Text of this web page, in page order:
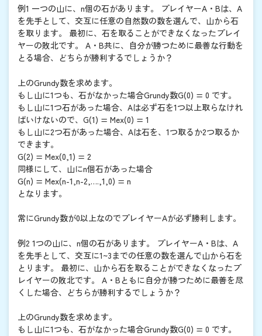
例1 一つの山に、n個の石があります。 プレイヤーA・Bは、A
を先手として、交互に任意の自然数の数を選んで、山から石
を取ります。 最初に、石を取ることができなくなったプレイ
ヤーの敗北です。 A・B共に、自分が勝つために最善な行動を
とる場合、どちらが勝利するでしょうか？
上のGrundy数を求めます。
もし山に1つも、石がなかった場合Grundy数G(0) = 0 です。
もし山に1つ石があった場合、Aは必ず石を1つ以上取らなけれ
ばいけないので、G(1) = Mex(0) = 1
もし山に2つ石があった場合、Aは石を、1つ取るか2つ取るか
できます。
G(2) = Mex(0,1) = 2
同様にして、山にn個石があった場合
G(n) = Mex(n-1,n-2,….,1,0) = n
となります。
常にGrundy数が0以上なのでプレイヤーAが必ず勝利します。
例2 1つの山に、n個の石があります。 プレイヤーA・Bは、A
を先手として、交互に1~3までの任意の数を選んで山から石を
とります。 最初に、山から石を取ることができなくなったプ
レイヤーの敗北です。 A・Bともに自分が勝つために最善を尽
くした場合、どちらが勝利するでしょうか？
上のGrundy数を求めます。
もし山に1つも、石がなかった場合Grundy数G(0) = 0 です。